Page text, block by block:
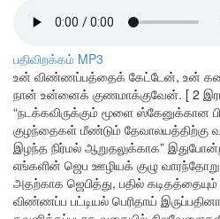
பதிவிறக்கம் MP3
உன் விண்ணப்பத்தைக் கேட்டேன், உன்
நான் உன்னைக் குணமாக்குவேன். [ 2
“நடக்கவிருக்கும் மூளை ஸ்கேனுக்கான
குழந்தைகள் மீண்டும்
இழந்த நிர்மல் ஆறுதலுக்காக”
எங்களின் ஜெப ஊழியக் குழு
அதற்காக ஜெபித்து, பதில்
விண்ணப்ப பட்டியல் பெரிதாய்